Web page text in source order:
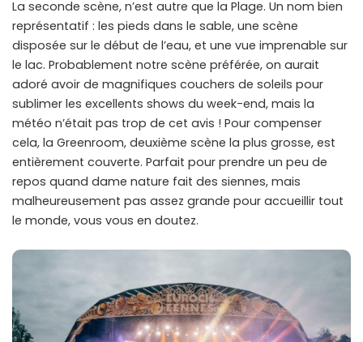
La seconde scène, n’est autre que la Plage. Un nom bien
représentatif : les pieds dans le sable, une scène
disposée sur le début de l’eau, et une vue imprenable sur
le lac. Probablement notre scène préférée, on aurait
adoré avoir de magnifiques couchers de soleils pour
sublimer les excellents shows du week-end, mais la
météo n’était pas trop de cet avis ! Pour compenser
cela, la Greenroom, deuxième scène la plus grosse, est
entièrement couverte. Parfait pour prendre un peu de
repos quand dame nature fait des siennes, mais
malheureusement pas assez grande pour accueillir tout
le monde, vous vous en doutez.